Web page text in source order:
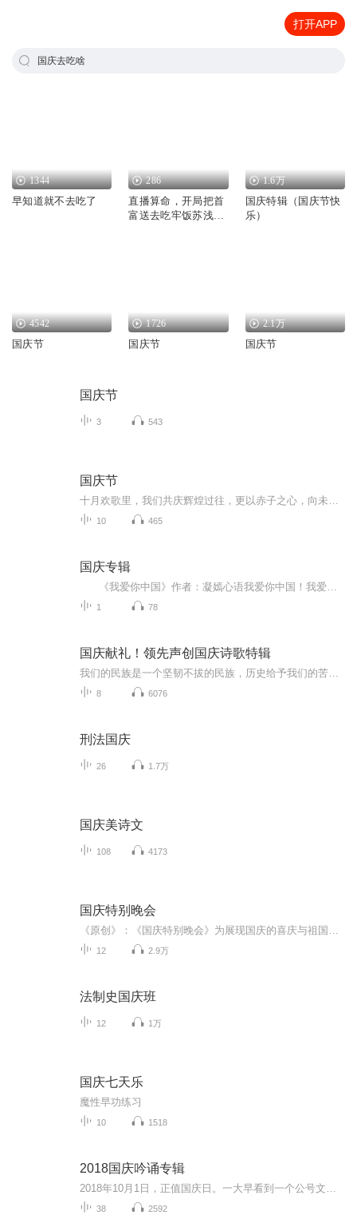
打开APP
国庆去吃啥
1344
早知道就不去吃了
286
直播算命，开局把首
富送去吃牢饭苏浅封
1.6万
国庆特辑（国庆节快
乐）
4542
国庆节
1726
国庆节
2.1万
国庆节
国庆节
3 543
国庆节
10 465
国庆专辑
1 78
国庆献礼！领先声创国庆诗歌特辑
8 6076
刑法国庆
26 1.7万
国庆美诗文
108 4173
国庆特别晚会
12 2.9万
法制史国庆班
12 1万
国庆七天乐
魔性早功练习
10 1518
2018国庆吟诵专辑
38 2592